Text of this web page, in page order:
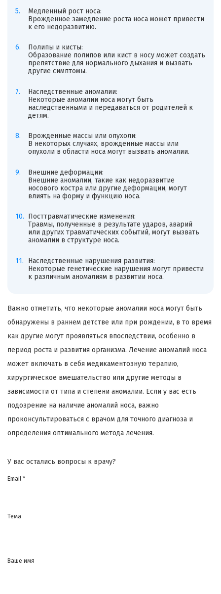
Медленный рост носа:
Врожденное замедление роста носа может привести
к его недоразвитию.
Полипы и кисты:
Образование полипов или кист в носу может создать
препятствие для нормального дыхания и вызвать
другие симптомы.
Наследственные аномалии:
Некоторые аномалии носа могут быть
наследственными и передаваться от родителей к
детям.
Врожденные массы или опухоли:
В некоторых случаях, врожденные массы или
опухоли в области носа могут вызвать аномалии.
Внешние деформации:
Внешние аномалии, такие как недоразвитие
носового костра или другие деформации, могут
влиять на форму и функцию носа.
Посттравматические изменения:
Травмы, полученные в результате ударов, аварий
или других травматических событий, могут вызвать
аномалии в структуре носа.
Наследственные нарушения развития:
Некоторые генетические нарушения могут привести
к различным аномалиям в развитии носа.
Важно отметить, что некоторые аномалии носа могут быть
обнаружены в раннем детстве или при рождении, в то время
как другие могут проявляться впоследствии, особенно в
период роста и развития организма. Лечение аномалий носа
может включать в себя медикаментозную терапию,
хирургическое вмешательство или другие методы в
зависимости от типа и степени аномалии. Если у вас есть
подозрение на наличие аномалий носа, важно
проконсультироваться с врачом для точного диагноза и
определения оптимального метода лечения.
У вас остались вопросы к врачу?
Email *
Тема
Ваше имя